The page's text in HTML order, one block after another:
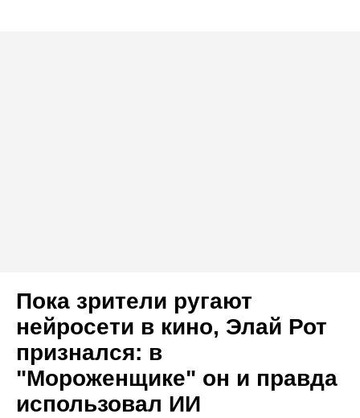
Пока зрители ругают
нейросети в кино, Элай Рот
признался: в
"Мороженщике" он и правда
использовал ИИ